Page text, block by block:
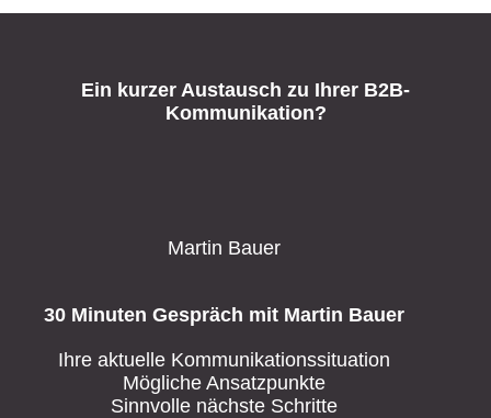
Ein kurzer Austausch zu Ihrer B2B-
Kommunikation?
Martin Bauer
30 Minuten Gespräch mit Martin Bauer
Ihre aktuelle Kommunikationssituation
Mögliche Ansatzpunkte
Sinnvolle nächste Schritte